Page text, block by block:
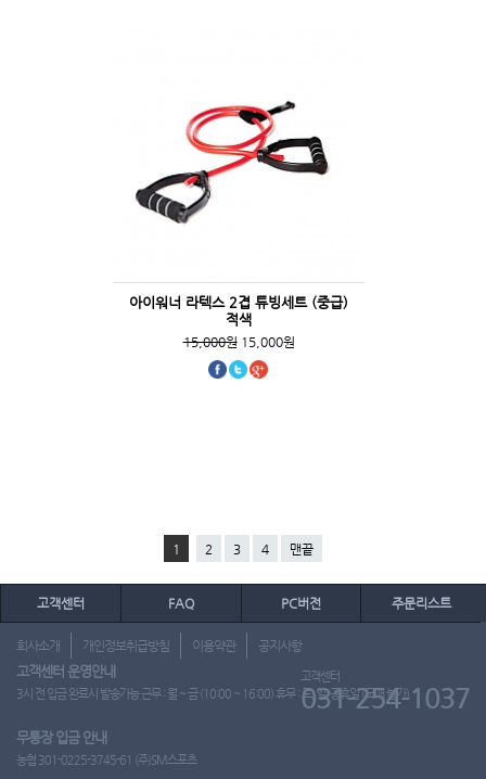
아이워너 라텍스 2겹 튜빙세트 (중급)
적색
15,000원15,000원
1 2 3 4 맨끝
고객센터 FAQ PC버전 주문리스트
회사소개 개인정보취급방침 이용약관 공지사항
고객센터 운영안내
3시 전 입금 완료시 발송가능 근무 : 월 ~ 금 (10:00 ~ 16:00) 휴무 : 토, 일, 공휴일 (도매 불가)
고객센터
031-254-1037
무통장 입금 안내
농협 301-0225-3745-61 (주)SM스포츠